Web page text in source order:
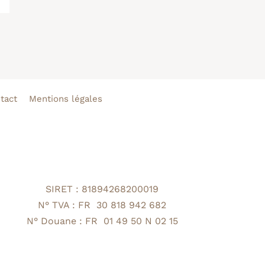
Mentions légales
SIRET : 81894268200019
N° TVA : FR 30 818 942 682
N° Douane : FR 01 49 50 N 02 15